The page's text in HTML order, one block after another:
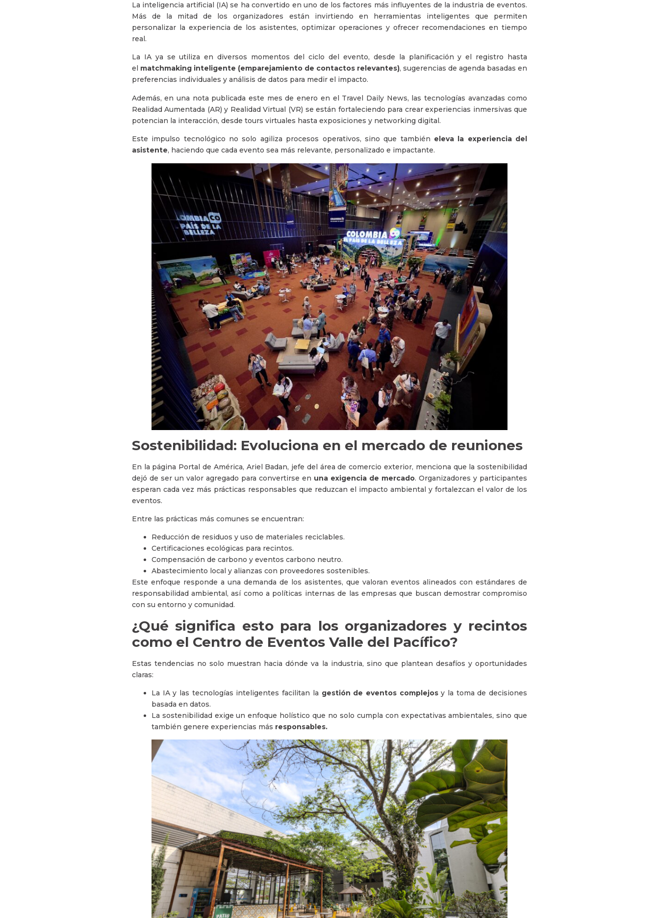
La inteligencia artificial (IA) se ha convertido en uno de los factores más influyentes de la industria de eventos.
Más de la mitad de los organizadores están invirtiendo en herramientas inteligentes que permiten
personalizar la experiencia de los asistentes, optimizar operaciones y ofrecer recomendaciones en tiempo
real.
La IA ya se utiliza en diversos momentos del ciclo del evento, desde la planificación y el registro hasta
el matchmaking inteligente (emparejamiento de contactos relevantes), sugerencias de agenda basadas en
preferencias individuales y análisis de datos para medir el impacto.
Además, en una nota publicada este mes de enero en el Travel Daily News, las tecnologías avanzadas como
Realidad Aumentada (AR) y Realidad Virtual (VR) se están fortaleciendo para crear experiencias inmersivas que
potencian la interacción, desde tours virtuales hasta exposiciones y networking digital.
Este impulso tecnológico no solo agiliza procesos operativos, sino que también eleva la experiencia del
asistente, haciendo que cada evento sea más relevante, personalizado e impactante.
Sostenibilidad: Evoluciona en el mercado de reuniones
En la página Portal de América, Ariel Badan, jefe del área de comercio exterior, menciona que la sostenibilidad
dejó de ser un valor agregado para convertirse en una exigencia de mercado. Organizadores y participantes
esperan cada vez más prácticas responsables que reduzcan el impacto ambiental y fortalezcan el valor de los
eventos.
Entre las prácticas más comunes se encuentran:
Reducción de residuos y uso de materiales reciclables.
Certificaciones ecológicas para recintos.
Compensación de carbono y eventos carbono neutro.
Abastecimiento local y alianzas con proveedores sostenibles.
Este enfoque responde a una demanda de los asistentes, que valoran eventos alineados con estándares de
responsabilidad ambiental, así como a políticas internas de las empresas que buscan demostrar compromiso
con su entorno y comunidad.
¿Qué significa esto para los organizadores y recintos
como el Centro de Eventos Valle del Pacífico?
Estas tendencias no solo muestran hacia dónde va la industria, sino que plantean desafíos y oportunidades
claras:
La IA y las tecnologías inteligentes facilitan la gestión de eventos complejosy la toma de decisiones
basada en datos.
La sostenibilidad exige un enfoque holístico que no solo cumpla con expectativas ambientales, sino que
también genere experiencias más responsables.